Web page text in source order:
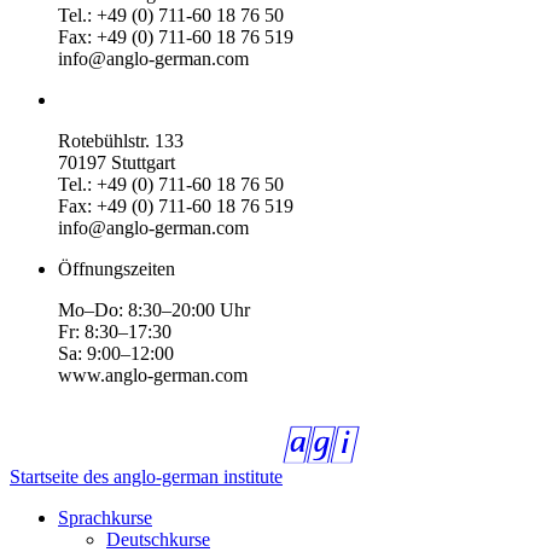
Tel.: +49 (0) 711-60 18 76 50
Fax: +49 (0) 711-60 18 76 519
info@anglo-german.com
Rotebühlstr. 133
70197 Stuttgart
Tel.: +49 (0) 711-60 18 76 50
Fax: +49 (0) 711-60 18 76 519
info@anglo-german.com
Öffnungszeiten
Mo–Do: 8:30–20:00 Uhr
Fr: 8:30–17:30
Sa: 9:00–12:00
www.anglo-german.com
Startseite des anglo-german institute
Sprachkurse
Deutschkurse